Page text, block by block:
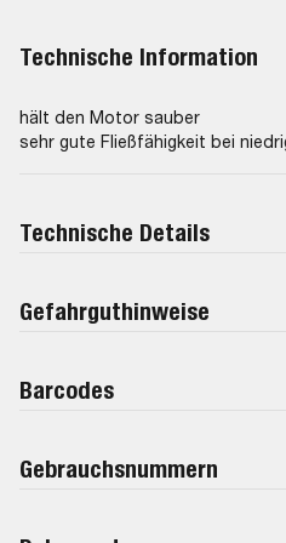
Technische Information
hält den Motor sauber
sehr gute Fließfähigkeit bei
Technische Details
Gefahrguthinweise
Barcodes
Gebrauchsnummern